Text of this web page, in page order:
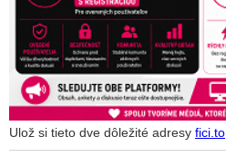
Ulož si tieto dve dôležité adresy fici.to